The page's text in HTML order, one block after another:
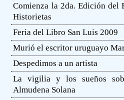
Comienza la 2da. Edición del
Historietas
Feria del Libro San Luis 2009
Murió el escritor uruguayo
Despedimos a un artista
La vigilia y los sueños
Almudena Solana